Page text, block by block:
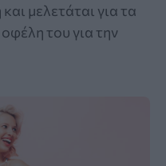
μελετάται για τα
του για την